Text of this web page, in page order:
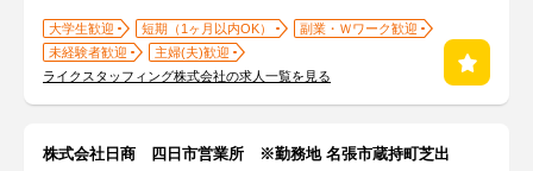
大学生歓迎 短期（1ヶ月以内OK）
副業・Ｗワーク歓迎
未経験者歓迎
主婦(夫)歓迎
ライクスタッフィング株式会社の求人一覧を見る
株式会社日商 四日市営業所 ※勤務地 名張市蔵持町芝出